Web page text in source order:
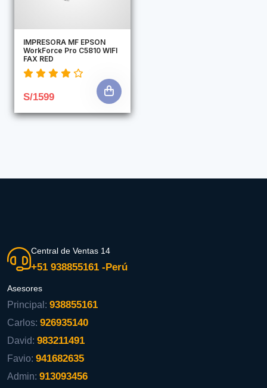
IMPRESORA MF EPSON
WorkForce Pro C5810 WIFI
FAX RED
S/1599
Central de Ventas 14
+51 938855161 -Perú
Asesores
Principal: 938855161
Carlos: 926935140
David: 983211491
Favio: 941682635
Admin: 913093456